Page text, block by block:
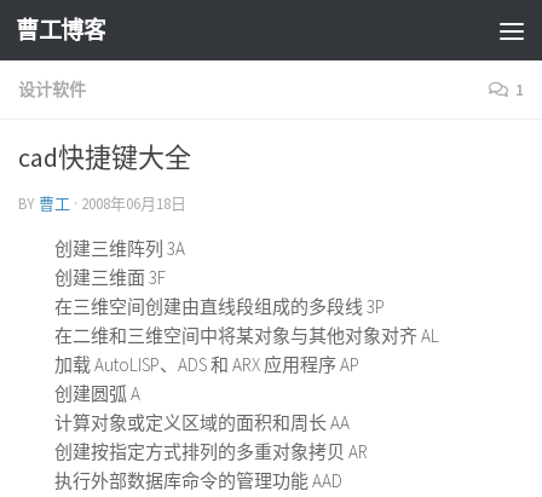
曹工博客
设计软件 1
cad快捷键大全
BY 曹工 · 2008年06月18日
创建三维阵列 3A
创建三维面 3F
在三维空间创建由直线段组成的多段线 3P
在二维和三维空间中将某对象与其他对象对齐 AL
加载 AutoLISP、ADS 和 ARX 应用程序 AP
创建圆弧 A
计算对象或定义区域的面积和周长 AA
创建按指定方式排列的多重对象拷贝 AR
执行外部数据库命令的管理功能 AAD